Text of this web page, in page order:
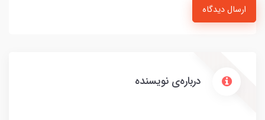
ارسال دیدگاه
درباره‌ی نویسنده